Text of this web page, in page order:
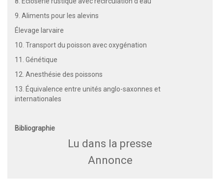
9. Aliments pour les alevins
Élevage larvaire
10. Transport du poisson avec oxygénation
11. Génétique
12. Anesthésie des poissons
13. Équivalence entre unités anglo-saxonnes et
internationales
Bibliographie
Lu dans la presse
Annonce